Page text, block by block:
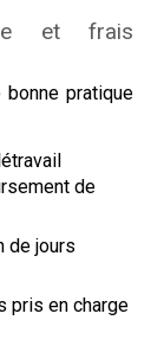
et frais
pratique
de
de jours
pris en charge